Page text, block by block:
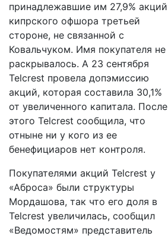
принадлежавшие им 27,9% акций
кипрского офшора третьей
стороне, не связанной с
Ковальчуком. Имя покупателя не
раскрывалось. А 23 сентября
Telcrest провела допэмиссию
акций, которая составила 30,1%
от увеличенного капитала. После
этого Telcrest сообщила, что
отныне ни у кого из ее
бенефициаров нет контроля.
Покупателями акций Telcrest у
«Аброса» были структуры
Мордашова, так что его доля в
Telcrest увеличилась, сообщил
«Ведомостям» представитель